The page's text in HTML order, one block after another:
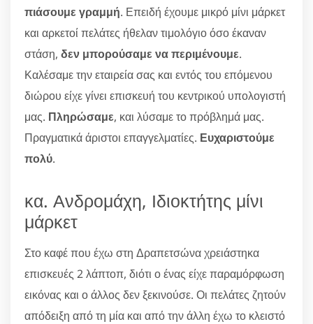
πιάσουμε γραμμή. Επειδή έχουμε μικρό μίνι μάρκετ
και αρκετοί πελάτες ήθελαν τιμολόγιο όσο έκαναν
στάση, δεν μπορούσαμε να περιμένουμε.
Καλέσαμε την εταιρεία σας και εντός του επόμενου
διώρου είχε γίνει επισκευή του κεντρικού υπολογιστή
μας. Πληρώσαμε, και λύσαμε το πρόβλημά μας.
Πραγματικά άριστοι επαγγελματίες. Ευχαριστούμε
πολύ.
κα. Ανδρομάχη, Ιδιοκτήτης μίνι
μάρκετ
Στο καφέ που έχω στη Δραπετσώνα χρειάστηκα
επισκευές 2 λάπτοπ, διότι ο ένας είχε παραμόρφωση
εικόνας και ο άλλος δεν ξεκινούσε. Οι πελάτες ζητούν
απόδειξη από τη μία και από την άλλη έχω το κλειστό